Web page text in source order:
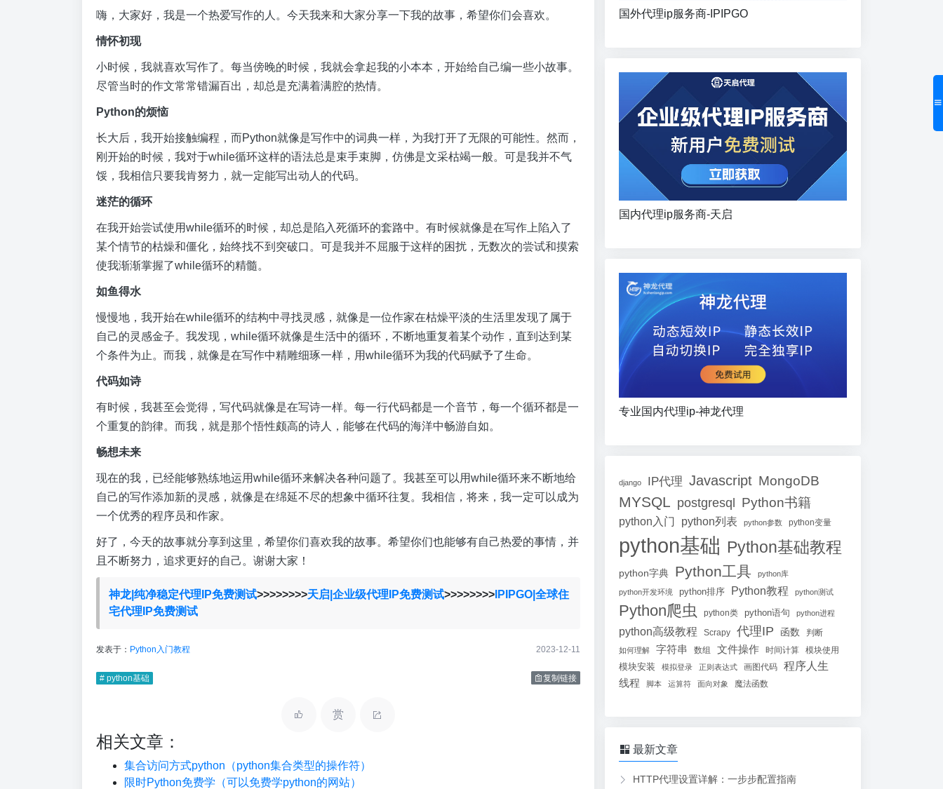
嗨，大家好，我是一个热爱写作的人。今天我来和大家分享一下我的故事，希望你们会喜欢。
情怀初现
小时候，我就喜欢写作了。每当傍晚的时候，我就会拿起我的小本本，开始给自己编一些小故事。
尽管当时的作文常常错漏百出，却总是充满着满腔的热情。
Python的烦恼
长大后，我开始接触编程，而Python就像是写作中的词典一样，为我打开了无限的可能性。然而，
刚开始的时候，我对于while循环这样的语法总是束手束脚，仿佛是文采枯竭一般。可是我并不气
馁，我相信只要我肯努力，就一定能写出动人的代码。
迷茫的循环
在我开始尝试使用while循环的时候，却总是陷入死循环的套路中。有时候就像是在写作上陷入了
某个情节的枯燥和僵化，始终找不到突破口。可是我并不屈服于这样的困扰，无数次的尝试和摸索
使我渐渐掌握了while循环的精髓。
如鱼得水
慢慢地，我开始在while循环的结构中寻找灵感，就像是一位作家在枯燥平淡的生活里发现了属于
自己的灵感金子。我发现，while循环就像是生活中的循环，不断地重复着某个动作，直到达到某
个条件为止。而我，就像是在写作中精雕细琢一样，用while循环为我的代码赋予了生命。
代码如诗
有时候，我甚至会觉得，写代码就像是在写诗一样。每一行代码都是一个音节，每一个循环都是一
个重复的韵律。而我，就是那个悟性颇高的诗人，能够在代码的海洋中畅游自如。
畅想未来
现在的我，已经能够熟练地运用while循环来解决各种问题了。我甚至可以用while循环来不断地给
自己的写作添加新的灵感，就像是在绵延不尽的想象中循环往复。我相信，将来，我一定可以成为
一个优秀的程序员和作家。
好了，今天的故事就分享到这里，希望你们喜欢我的故事。希望你们也能够有自己热爱的事情，并
且不断努力，追求更好的自己。谢谢大家！
神龙|纯净稳定代理IP免费测试>>>>>>>>天启|企业级代理IP免费测试>>>>>>>>IPIPGO|全球住
宅代理IP免费测试
发表于： Python入门教程 2023-12-11
# python基础 复制链接
赏
相关文章：
集合访问方式python（python集合类型的操作符）
限时Python免费学（可以免费学python的网站）
国外代理ip服务商-IPIPGO
国内代理ip服务商-天启
专业国内代理ip-神龙代理
django IP代理 Javascript MongoDB
MYSQL postgresql Python书籍
python入门 python列表 python参数 python变量
python基础 Python基础教程
python字典 Python工具 python库
python开发环境 python排序 Python教程 python测试
Python爬虫 python类 python语句 python进程
python高级教程 Scrapy 代理IP 函数 判断
如何理解 字符串 数组 文件操作 时间计算 模块使用
模块安装 模拟登录 正则表达式 画图代码 程序人生
线程 脚本 运算符 面向对象 魔法函数
最新文章
HTTP代理设置详解：一步步配置指南